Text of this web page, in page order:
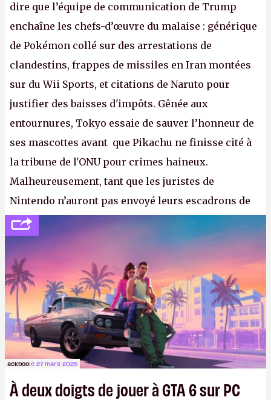
dire que l’équipe de communication de Trump
enchaîne les chefs-d’œuvre du malaise : générique
de Pokémon collé sur des arrestations de
clandestins, frappes de missiles en Iran montées
sur du Wii Sports, et citations de Naruto pour
justifier des baisses d'impôts. Gênée aux
entournures, Tokyo essaie de sauver l’honneur de
ses mascottes avant que Pikachu ne finisse cité à
la tribune de l'ONU pour crimes haineux.
Malheureusement, tant que les juristes de
Nintendo n’auront pas envoyé leurs escadrons de
la mort judiciaires pour distribuer du copyright
strike à tour de bras, l'Oncle Sam continuera
d'étaler sa confiture intellectuelle sur vos
souvenirs d'enfance.P.
ackboole 27 mars 2025
À deux doigts de jouer à GTA 6 sur PC